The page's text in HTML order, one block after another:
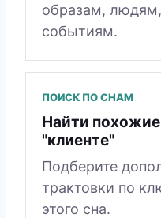
образам,
событиям.
ПОИСК ПО СНАМ
Найти
"клиенте"
Подберите
трактовки по
этого сна.